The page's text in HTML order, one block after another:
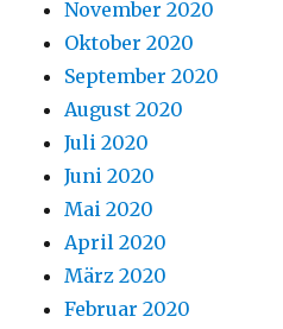
November 2020
Oktober 2020
September 2020
August 2020
Juli 2020
Juni 2020
Mai 2020
April 2020
März 2020
Februar 2020